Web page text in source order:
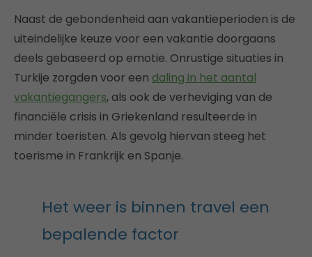
Naast de gebondenheid aan vakantieperioden is de
uiteindelijke keuze voor een vakantie doorgaans
deels gebaseerd op emotie. Onrustige situaties in
Turkije zorgden voor een daling in het aantal
vakantiegangers, als ook de verheviging van de
financiële crisis in Griekenland resulteerde in
minder toeristen. Als gevolg hiervan steeg het
toerisme in Frankrijk en Spanje.
Het weer is binnen travel een
bepalende factor